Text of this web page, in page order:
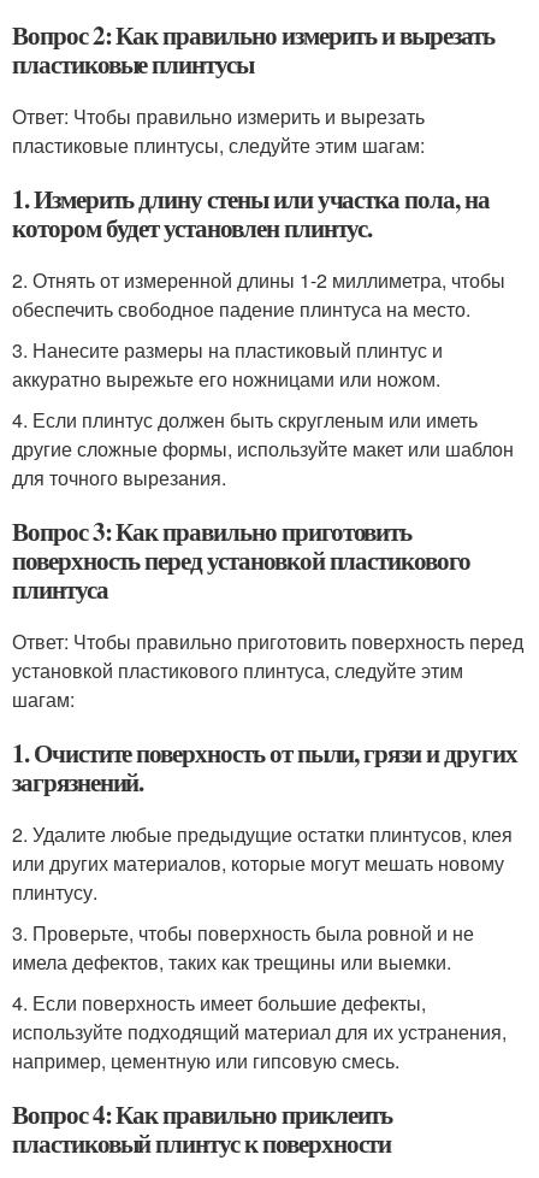
Вопрос 2: Как правильно измерить и вырезать
пластиковые плинтусы
Ответ: Чтобы правильно измерить и вырезать
пластиковые плинтусы, следуйте этим шагам:
1. Измерить длину стены или участка пола, на
котором будет установлен плинтус.
2. Отнять от измеренной длины 1-2 миллиметра, чтобы
обеспечить свободное падение плинтуса на место.
3. Нанесите размеры на пластиковый плинтус и
аккуратно вырежьте его ножницами или ножом.
4. Если плинтус должен быть скругленым или иметь
другие сложные формы, используйте макет или шаблон
для точного вырезания.
Вопрос 3: Как правильно приготовить
поверхность перед установкой пластикового
плинтуса
Ответ: Чтобы правильно приготовить поверхность перед
установкой пластикового плинтуса, следуйте этим
шагам:
1. Очистите поверхность от пыли, грязи и других
загрязнений.
2. Удалите любые предыдущие остатки плинтусов, клея
или других материалов, которые могут мешать новому
плинтусу.
3. Проверьте, чтобы поверхность была ровной и не
имела дефектов, таких как трещины или выемки.
4. Если поверхность имеет большие дефекты,
используйте подходящий материал для их устранения,
например, цементную или гипсовую смесь.
Вопрос 4: Как правильно приклеить
пластиковый плинтус к поверхности